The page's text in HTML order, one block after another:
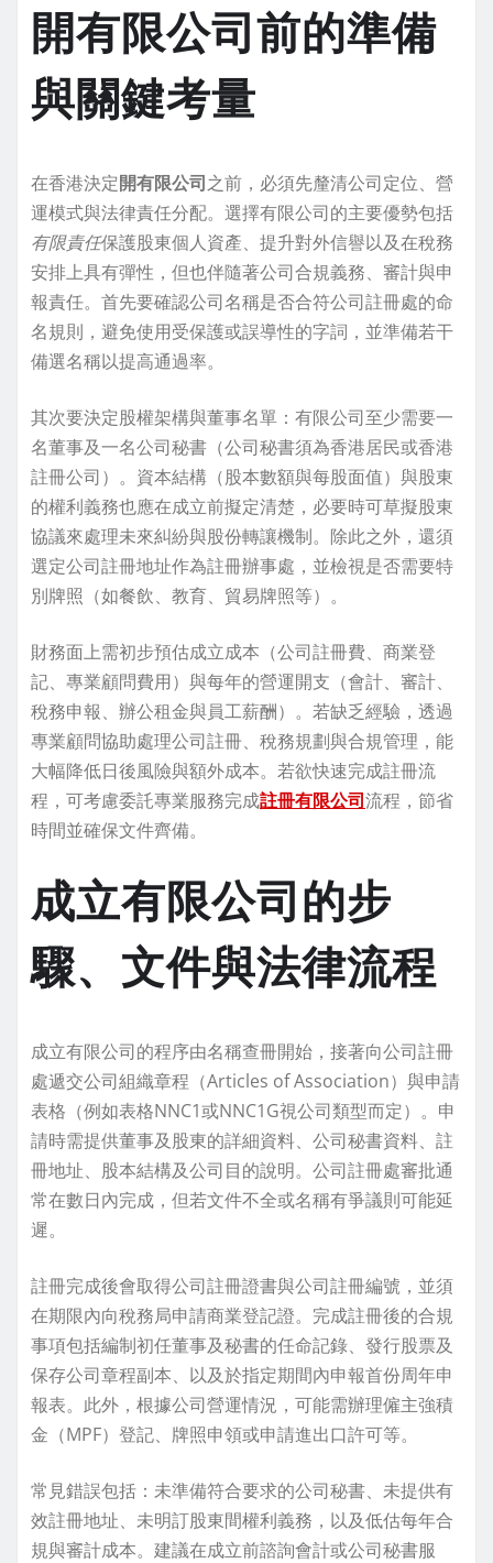
開有限公司前的準備
與關鍵考量
在香港決定開有限公司之前，必須先釐清公司定位、營
運模式與法律責任分配。選擇有限公司的主要優勢包括
有限責任保護股東個人資產、提升對外信譽以及在稅務
安排上具有彈性，但也伴隨著公司合規義務、審計與申
報責任。首先要確認公司名稱是否合符公司註冊處的命
名規則，避免使用受保護或誤導性的字詞，並準備若干
備選名稱以提高通過率。
其次要決定股權架構與董事名單：有限公司至少需要一
名董事及一名公司秘書（公司秘書須為香港居民或香港
註冊公司）。資本結構（股本數額與每股面值）與股東
的權利義務也應在成立前擬定清楚，必要時可草擬股東
協議來處理未來糾紛與股份轉讓機制。除此之外，還須
選定公司註冊地址作為註冊辦事處，並檢視是否需要特
別牌照（如餐飲、教育、貿易牌照等）。
財務面上需初步預估成立成本（公司註冊費、商業登
記、專業顧問費用）與每年的營運開支（會計、審計、
稅務申報、辦公租金與員工薪酬）。若缺乏經驗，透過
專業顧問協助處理公司註冊、稅務規劃與合規管理，能
大幅降低日後風險與額外成本。若欲快速完成註冊流
程，可考慮委託專業服務完成註冊有限公司流程，節省
時間並確保文件齊備。
成立有限公司的步
驟、文件與法律流程
成立有限公司的程序由名稱查冊開始，接著向公司註冊
處遞交公司組織章程（Articles of Association）與申請
表格（例如表格NNC1或NNC1G視公司類型而定）。申
請時需提供董事及股東的詳細資料、公司秘書資料、註
冊地址、股本結構及公司目的說明。公司註冊處審批通
常在數日內完成，但若文件不全或名稱有爭議則可能延
遲。
註冊完成後會取得公司註冊證書與公司註冊編號，並須
在期限內向稅務局申請商業登記證。完成註冊後的合規
事項包括編制初任董事及秘書的任命記錄、發行股票及
保存公司章程副本、以及於指定期間內申報首份周年申
報表。此外，根據公司營運情況，可能需辦理僱主強積
金（MPF）登記、牌照申領或申請進出口許可等。
常見錯誤包括：未準備符合要求的公司秘書、未提供有
效註冊地址、未明訂股東間權利義務，以及低估每年合
規與審計成本。建議在成立前諮詢會計或公司秘書服